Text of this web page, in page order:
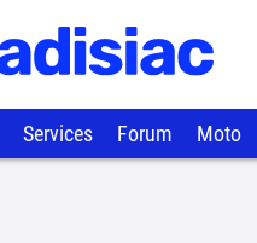
Services Forum Moto